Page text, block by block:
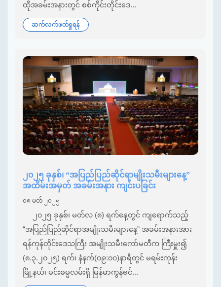
ထိုအခမ်းအနားတွင် စစ်ကိုင်းတိုင်းဒေ...
ဆက်လက်ဖတ်ရှုရန်
၂၀၂၅ ခုနှစ်၊ “အပြည်ပြည်ဆိုင်ရာမျိုးသမီးများနေ့”
အထိမ်းအမှတ် အခမ်းအနား ကျင်းပခြင်း
၀၈ မတ် ၂၀၂၅
၂၀၂၅ ခုနှစ်၊ မတ်လ (၈) ရက်နေ့တွင် ကျရောက်သည့်
“အပြည်ပြည်ဆိုင်ရာအမျိုးသမီးများနေ့” အခမ်းအနားအား
ရန်ကုန်တိုင်းဒေသကြီး အမျိုးသမီးကော်မတီက ကြီးမှူး၍
(၈.၃.၂၀၂၅) ရက်၊ နံနက်(၀၉:၀၀)နာရီတွင် မရမ်းကုန်း
မြို့နယ်၊ မင်းဓမ္မလမ်းရှိ မြန်မာကွန်ဗင်...